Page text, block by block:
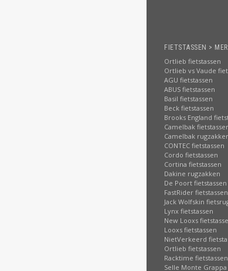
FIETSTASSEN >
Ortlieb fietstassen
Ortlieb vs Vaude
AGU fietstassen
ABUS fietstassen
Basil fietstassen
Beck fietstassen
Brooks England
Camelbak
Camelbak
CONTEC fietstassen
Cordo fietstassen
Cortina fietstassen
Dakine rugzakken
De Poort fietstassen
FastRider fietstassen
Jack Wolfskin
Lynx fietstassen
New Looxs
Looxs fietstassen
NietVerkeerd
Ortlieb fietstassen
Racktime fietstassen
Selle Monte